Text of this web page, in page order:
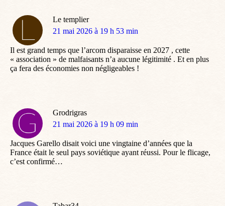
Le templier
dit
21 mai 2026 à 19 h 53 min
Il est grand temps que l’arcom disparaisse en 2027 , cette
« association » de malfaisants n’a aucune légitimité . Et en plus
ça fera des économies non négligeables !
Grodrigras
dit
21 mai 2026 à 19 h 09 min
Jacques Garello disait voici une vingtaine d’années que la
France était le seul pays soviétique ayant réussi. Pour le flicage,
c’est confirmé…